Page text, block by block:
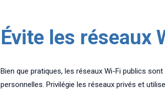
Évite les réseaux
Bien que pratiques, les réseaux Wi-Fi publics
personnelles. Privilégie les réseaux privés et